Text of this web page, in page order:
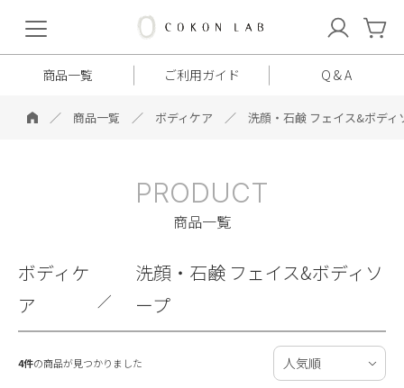
COKON
LAB
商品一覧 ご利用ガイド Q & A
商品一覧
PRODUCT
商品一覧 ボディケア 洗顔・石鹸 フェイス&ボディ
ボディケ
ア
／
洗顔・石鹸 フェイス&ボディソ
ープ
4件の商品が見つかりました